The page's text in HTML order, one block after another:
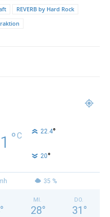
REVERB by Hard Rock
°C 22.4°
20°
35 %
°
MI.
28°
DO.
31 °